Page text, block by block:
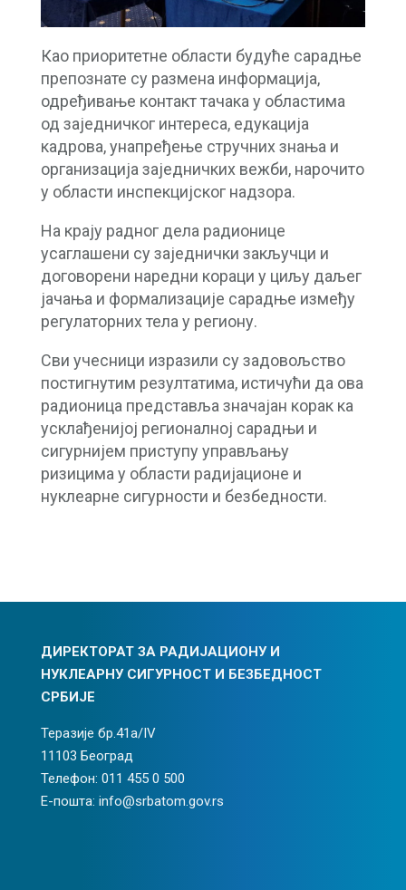
Као приоритетне области будуће сарадње
препознате су размена информација,
одређивање контакт тачака у областима
од заједничког интереса, едукација
кадрова, унапређење стручних знања и
организација заједничких вежби, нарочито
у области инспекцијског надзора.
На крају радног дела радионице
усаглашени су заједнички закључци и
договорени наредни кораци у циљу даљег
јачања и формализације сарадње између
регулаторних тела у региону.
Сви учесници изразили су задовољство
постигнутим резултатима, истичући да ова
радионица представља значајан корак ка
усклађенијој регионалној сарадњи и
сигурнијем приступу управљању
ризицима у области радијационе и
нуклеарне сигурности и безбедности.
ДИРЕКТОРАТ ЗА РАДИЈАЦИОНУ И
НУКЛЕАРНУ СИГУРНОСТ И БЕЗБЕДНОСТ
СРБИЈЕ
Теразије бр.41а/IV
11103 Београд
Телефон: 011 455 0 500
Е-пошта: info@srbatom.gov.rs